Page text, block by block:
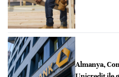
Almanya,